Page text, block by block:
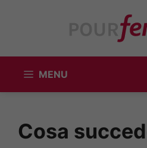
MENU
Cosa